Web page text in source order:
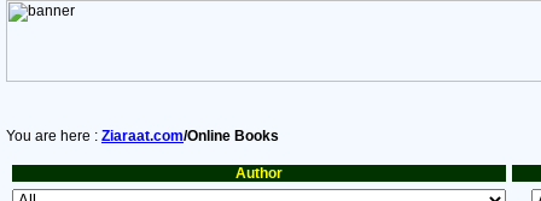
You are here : Ziaraat.com/Online Books
Author